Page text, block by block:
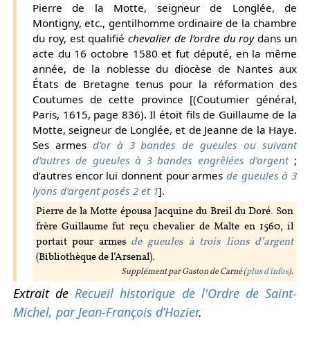
Pierre de la Motte, seigneur de Longlée, de
Montigny, etc., gentilhomme ordinaire de la chambre
du roy, est qualifiéchevalier de l’ordre du roydans un
acte du 16 octobre 1580 et fut député, en la même
année, de la noblesse du diocèse de Nantes aux
États de Bretagne tenus pour la réformation des
Coutumes de cette province [(Coutumier général,
Paris, 1615, page 836). Il étoit fils de Guillaume de la
Motte, seigneur de Longlée, et de Jeanne de la Haye.
Ses armes d’or à 3 bandes de gueules ou suivant
d’autres de gueules à 3 bandes engrêlées d’argent;
d’autres encor lui donnent pour armes de gueules à 3
lyons d’argent posés 2 et 1].
Pierre de la Motte épousa Jacquine du Breil du Doré. Son
frère Guillaume fut reçu chevalier de Malte en 1560, il
portait pour armes de gueules à trois lions d’argent
(Bibliothèque de l’Arsenal).
Supplément par Gaston de Carné (plus d'infos).
Extrait deRecueil historique de l'Ordre de Saint-
Michel, par Jean-François d’Hozier.